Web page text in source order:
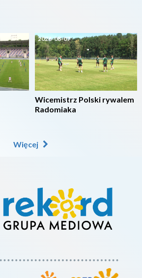
2026-08-07
Wicemistrz Polski rywalem
Radomiaka
Więcej